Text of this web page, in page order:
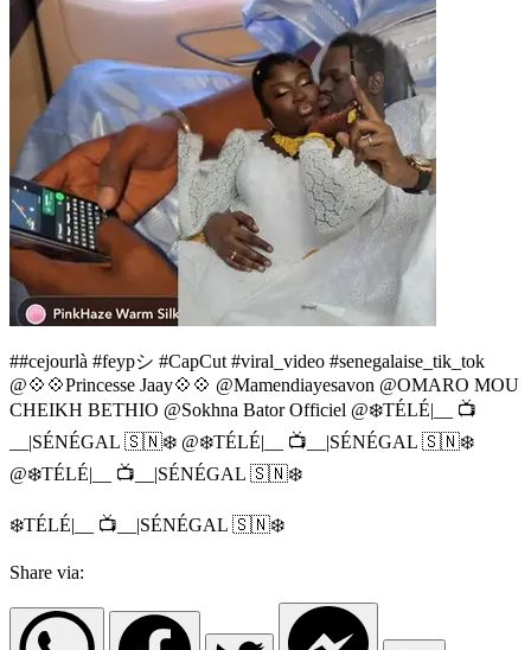
##cejourlà #feypシ #CapCut #viral_video #senegalaise_tik_tok
@💠💠Princesse Jaay💠💠 @Mamendiayesavon @OMARO MOU
CHEIKH BETHIO @Sokhna Bator Officiel @❄️TÉLÉ|__ 📺
__|SÉNÉGAL 🇸🇳❄️ @❄️TÉLÉ|__ 📺__|SÉNÉGAL 🇸🇳❄️
@❄️TÉLÉ|__ 📺__|SÉNÉGAL 🇸🇳❄️
❄️TÉLÉ|__ 📺__|SÉNÉGAL 🇸🇳❄️
Share via: